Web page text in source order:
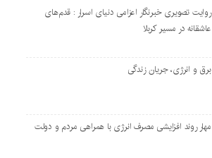
روایت تصویری خبرنگار اعزامی دنیای اسرار : قدم‌های
عاشقانه در مسیر کربلا
برق و انرژی، جریان زندگی
مهار روند افزایشی مصرف انرژی با همراهی مردم و دولت